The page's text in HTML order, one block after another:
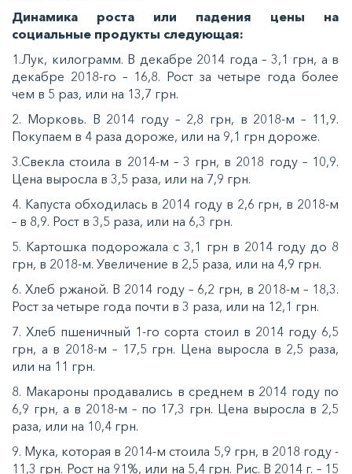
Динамика роста или падения цены на
социальные продукты следующая:
1.Лук, килограмм. В декабре 2014 года – 3,1 грн, а в
декабре 2018-го – 16,8. Рост за четыре года более
чем в 5 раз, или на 13,7 грн.
2. Морковь. В 2014 году – 2,8 грн, в 2018-м – 11,9.
Покупаем в 4 раза дороже, или на 9,1 грн дороже.
3.Свекла стоила в 2014-м – 3 грн, в 2018 году – 10,9.
Цена выросла в 3,5 раза, или на 7,9 грн.
4. Капуста обходилась в 2014 году в 2,6 грн, в 2018-м
– в 8,9. Рост в 3,5 раза, или на 6,3 грн.
5. Картошка подорожала с 3,1 грн в 2014 году до 8
грн, в 2018-м. Увеличение в 2,5 раза, или на 4,9 грн.
6. Хлеб ржаной. В 2014 году – 6,2 грн, в 2018-м – 18,3.
Рост за четыре года почти в 3 раза, или на 12,1 грн.
7. Хлеб пшеничный 1-го сорта стоил в 2014 году 6,5
грн, а в 2018-м – 17,5 грн. Цена выросла в 2,5 раза,
или на 11 грн.
8. Макароны продавались в среднем в 2014 году по
6,9 грн, а в 2018-м – по 17,3 грн. Цена выросла в 2,5
раза, или на 10,4 грн.
9. Мука, которая в 2014-м стоила 5,9 грн, в 2018 году -
11,3 грн. Рост на 91%, или на 5,4 грн. Рис. В 2014 г. – 15